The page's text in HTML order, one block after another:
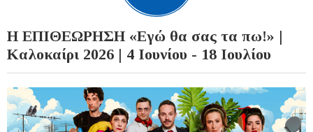
Η ΕΠΙΘΕΩΡΗΣΗ «Εγώ θα σας τα πω!» |
Καλοκαίρι 2026 | 4 Ιουνίου - 18 Ιουλίου